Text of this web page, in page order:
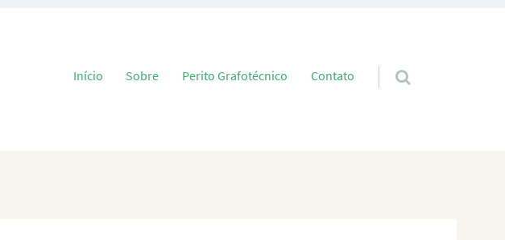
Pular para o conteúdo
Início Sobre Perito Grafotécnico Contato